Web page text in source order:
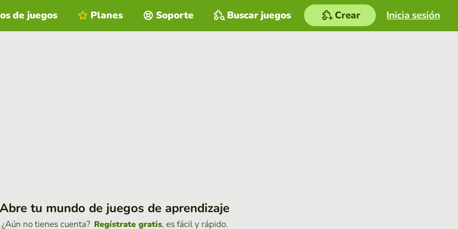
Inicia sesión
de juegos Planes Soporte Buscar juegos Crear
Abre tu mundo de juegos de aprendizaje
¿Aún no tienes cuenta? Regístrate gratis, es fácil y rápido.